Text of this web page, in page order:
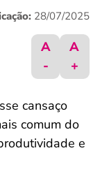
28/07/2025
A
-
A
+
cansaço
comum do
e